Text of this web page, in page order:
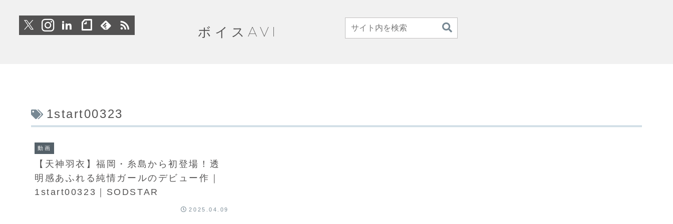
ボイスAVI
1start00323
動画
【天神羽衣】福岡・糸島から初登場！透
明感あふれる純情ガールのデビュー作｜
1start00323｜SODSTAR
2025.04.09